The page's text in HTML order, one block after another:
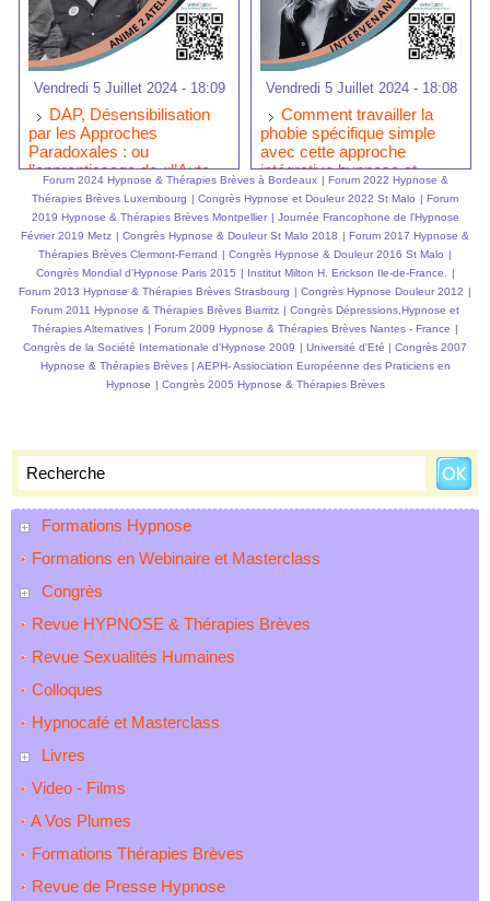
Formations Hypnose
Formations en Webinaire et Masterclass
Congrès
Revue HYPNOSE & Thérapies Brèves
Revue Sexualités Humaines
Colloques
Hypnocafé et Masterclass
Livres
Video - Films
A Vos Plumes
Formations Thérapies Brèves
Revue de Presse Hypnose
Vendredi 5 Juillet 2024 - 18:09
DAP, Désensibilisation
par les Approches
Paradoxales : ou
l’apprentissage de «l’Auto
EMDR - IMO ®» par
Laurent GROSS au Forum
de Bordeaux.
Vendredi 5 Juillet 2024 - 18:08
Comment travailler la
phobie spécifique simple
avec cette approche
intégrative hypnose et
EMDR-IMO ® ?
Forum 2024 Hypnose & Thérapies Brèves à Bordeaux | Forum 2022 Hypnose &
Thérapies Brèves Luxembourg | Congrès Hypnose et Douleur 2022 St Malo | Forum
2019 Hypnose & Thérapies Brèves Montpellier | Journée Francophone de l'Hypnose
Février 2019 Metz | Congrès Hypnose & Douleur St Malo 2018 | Forum 2017 Hypnose &
Thérapies Brèves Clermont-Ferrand | Congrès Hypnose & Douleur 2016 St Malo |
Congrès Mondial d'Hypnose Paris 2015 | Institut Milton H. Erickson Ile-de-France. |
Forum 2013 Hypnose & Thérapies Brèves Strasbourg | Congrès Hypnose Douleur 2012 |
Forum 2011 Hypnose & Thérapies Brèves Biarritz | Congrès Dépressions,Hypnose et
Thérapies Alternatives | Forum 2009 Hypnose & Thérapies Brèves Nantes - France |
Congrès de la Société Internationale d'Hypnose 2009 | Université d'Eté | Congrès 2007
Hypnose & Thérapies Brèves | AEPH- Assiociation Européenne des Praticiens en
Hypnose | Congrès 2005 Hypnose & Thérapies Brèves